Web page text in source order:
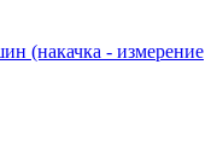
(накачка - измерение